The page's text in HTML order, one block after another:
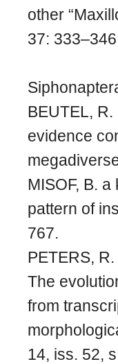
other
37:
BEUTEL,
evidence
MISOF, B.
pattern of
767.
PETERS,
The
from
14, iss. 52,